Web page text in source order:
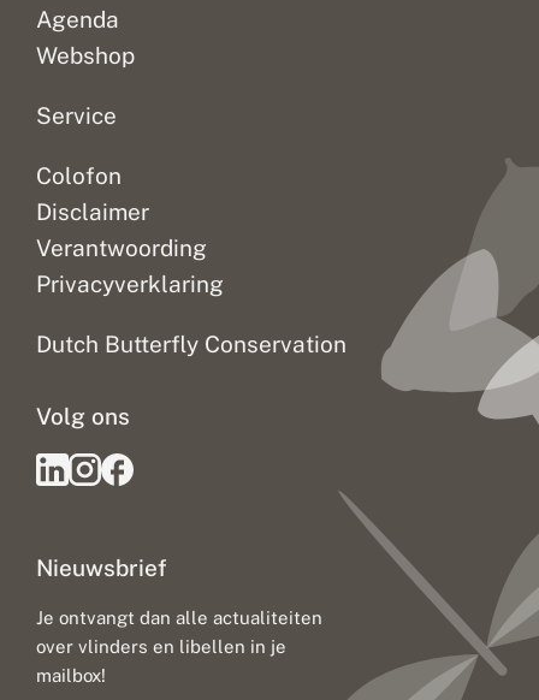
Agenda
Webshop
Service
Colofon
Disclaimer
Verantwoording
Privacyverklaring
Dutch Butterfly Conservation
Nieuwsbrief
Je ontvangt dan alle actualiteiten
over vlinders en libellen in je
mailbox!
Volg ons